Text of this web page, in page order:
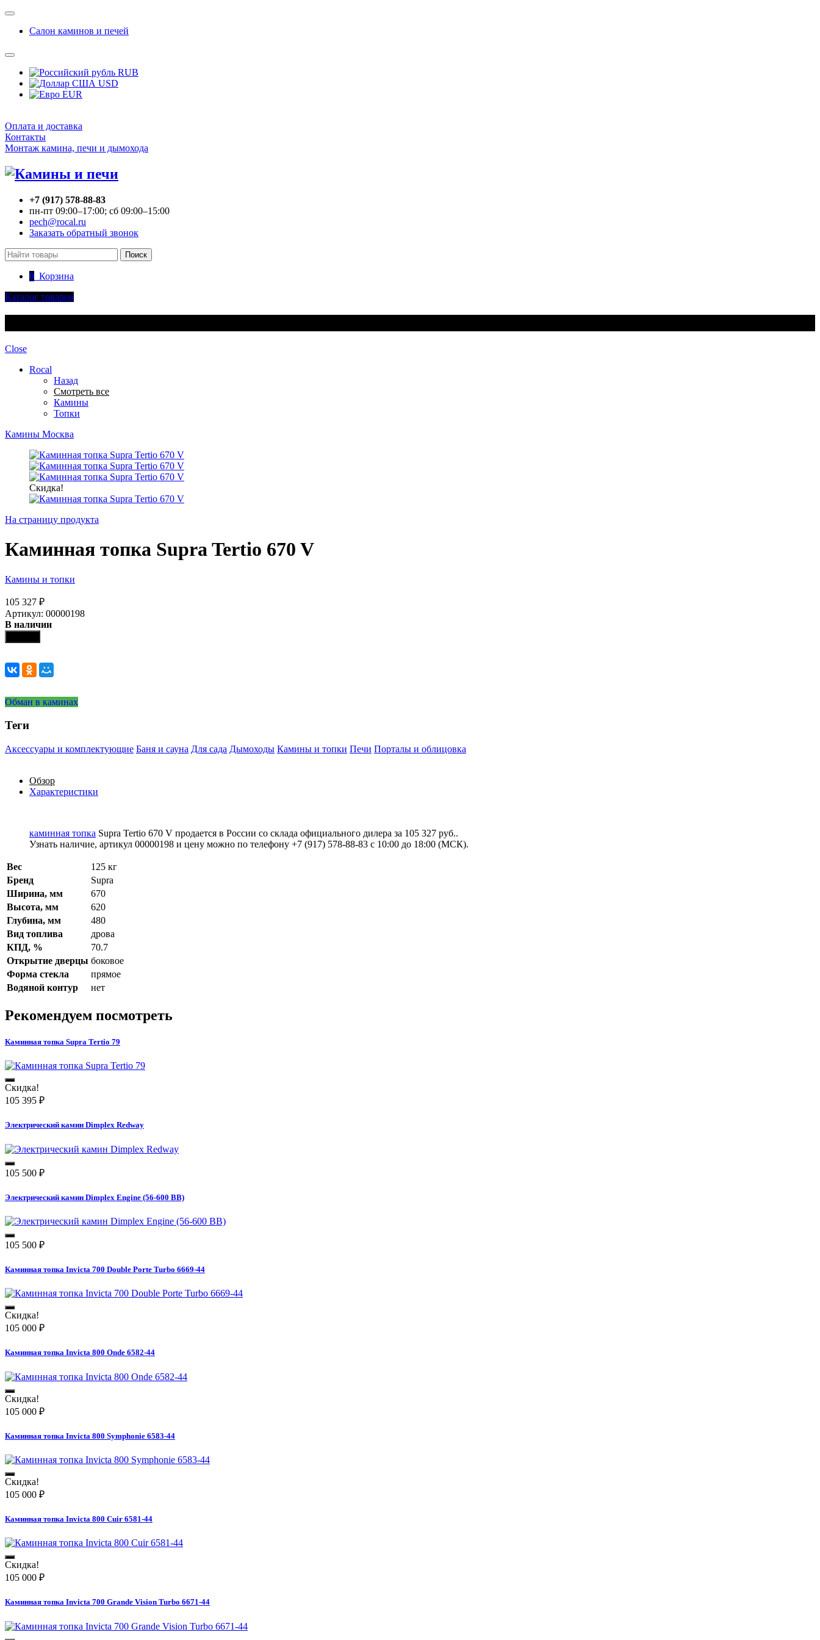
Салон каминов и печей
RUB
USD
EUR
Оплата и доставка
Контакты
Монтаж камина, печи и дымохода
+7 (917) 578-88-83
пн-пт 09:00–17:00; сб 09:00–15:00
pech@rocal.ru
Заказать обратный звонок
Поиск
0 Корзина
Каталог товаров
Close
Rocal
Назад
Смотреть все
Камины
Топки
Камины Москва
Скидка!
На страницу продукта
Каминная топка Supra Tertio 670 V
Камины и топки
105 327 ₽
Артикул: 00000198
В наличии
Обман в каминах
Теги
Аксессуары и комплектующие Баня и сауна Для сада Дымоходы Камины и топки Печи Порталы и облицовка
Обзор
Характеристики
каминная топка Supra Tertio 670 V продается в России со склада официального дилера за 105 327 руб..
Узнать наличие, артикул 00000198 и цену можно по телефону +7 (917) 578-88-83 с 10:00 до 18:00 (МСК).
Вес
125 кг
Бренд
Supra
Ширина, мм
670
Высота, мм
620
Глубина, мм
480
Вид топлива
дрова
КПД, %
70.7
Открытие дверцы боковое
Форма стекла
прямое
Водяной контур
нет
Рекомендуем посмотреть
Каминная топка Supra Tertio 79
Скидка!
105 395 ₽
Электрический камин Dimplex Redway
105 500 ₽
Электрический камин Dimplex Engine (56-600 BB)
105 500 ₽
Каминная топка Invicta 700 Double Porte Turbo 6669-44
Скидка!
105 000 ₽
Каминная топка Invicta 800 Onde 6582-44
Скидка!
105 000 ₽
Каминная топка Invicta 800 Symphonie 6583-44
Скидка!
105 000 ₽
Каминная топка Invicta 800 Cuir 6581-44
Скидка!
105 000 ₽
Каминная топка Invicta 700 Grande Vision Turbo 6671-44